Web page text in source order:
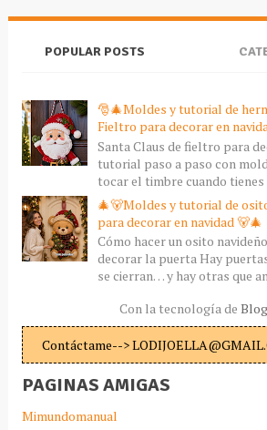
POPULAR POSTS
🎅🎄Moldes y tutorial de
Fieltro para decorar en
Santa Claus de fieltro para
tutorial paso a paso con
tocar el timbre cuando tienes
🎄🐻Moldes y tutorial de
para decorar en navidad 🐻🎄
Cómo hacer un osito
decorar la puerta Hay
se cierran… y hay otras que
Con la tecnología de
Contáctame-->
PAGINAS AMIGAS
Mimundomanual